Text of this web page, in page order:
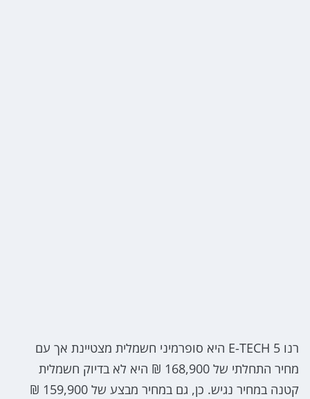
רנו 5 E-TECH היא סופרמיני חשמלית מצטיינת אך עם
מחיר התחלתי של 168,900 ₪ היא לא בדיוק חשמלית
קטנה במחיר נגיש. כן, גם במחיר מבצע של 159,900 ₪